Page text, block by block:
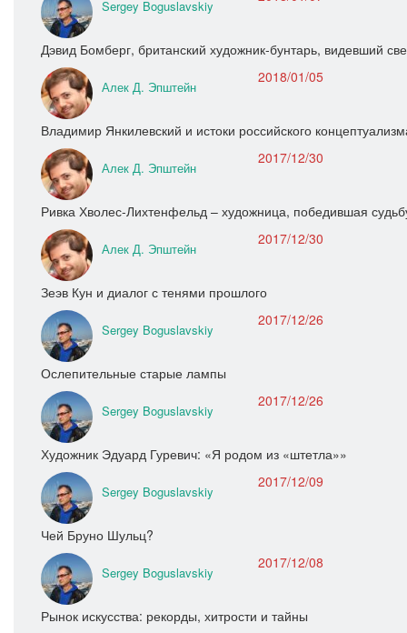
Sergey Boguslavskiy
Дэвид Бомберг, британский художник‑бунтарь, видевший
Алек Д. Эпштейн
2018/01/05
Владимир Янкилевский и истоки российского
Алек Д. Эпштейн
2017/12/30
Ривка Хволес-Лихтенфельд – художница, победившая
Алек Д. Эпштейн
2017/12/30
Зеэв Кун и диалог с тенями прошлого
Sergey Boguslavskiy
2017/12/26
Ослепительные старые лампы
Sergey Boguslavskiy
2017/12/26
Художник Эдуард Гуревич: «Я родом из «штетла»»
Sergey Boguslavskiy
2017/12/09
Чей Бруно Шульц?
Sergey Boguslavskiy
2017/12/08
Рынок искусства: рекорды, хитрости и тайны